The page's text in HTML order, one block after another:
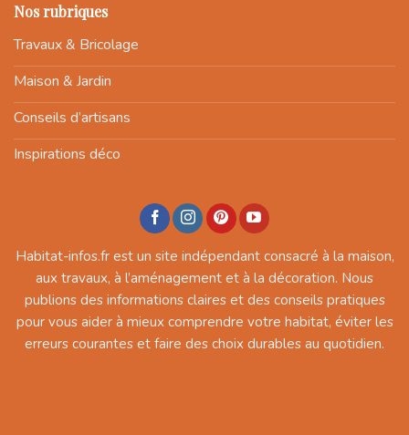
Nos rubriques
Travaux & Bricolage
Maison & Jardin
Conseils d’artisans
Inspirations déco
Habitat-infos.fr est un site indépendant consacré à la maison,
aux travaux, à l’aménagement et à la décoration. Nous
publions des informations claires et des conseils pratiques
pour vous aider à mieux comprendre votre habitat, éviter les
erreurs courantes et faire des choix durables au quotidien.